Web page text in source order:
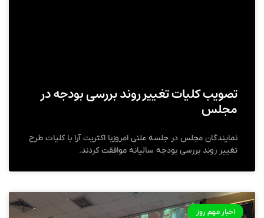
تصویب کلیات تغییر روند بررسی بودجه در
مجلس
نمایندگان مجلس در جلسه علنی امروزبا اکثریت آرا با کلیات طرح
تغییر روند بررسی بودجه سالیانه موافقت کردند.
اخبار مهم روز